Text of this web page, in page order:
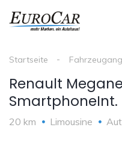
Startseite
Renault Megane
SmartphoneInt.
20 km Limousine